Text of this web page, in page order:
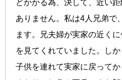
どかかる為、決して、近い
ありません。私は4人兄弟で
ます。兄夫婦が実家の近く
を見てくれていました。し
子供を連れて実家に戻って